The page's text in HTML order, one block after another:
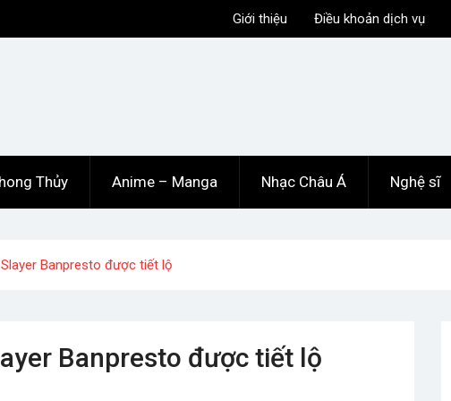
Giới thiệu Điều khoản dịch vụ
Thủy Anime – Manga Nhạc Châu Á Nghệ sĩ
Banpresto được tiết lộ
Banpresto được tiết lộ